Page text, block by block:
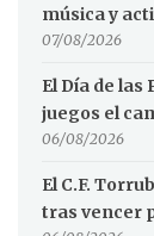
música y
07/08/2026
El Día de
juegos el
06/08/2026
El C.F.
tras vencer